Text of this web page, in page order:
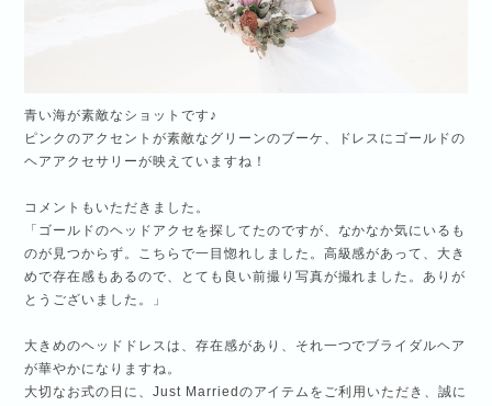
青い海が素敵なショットです♪
ピンクのアクセントが素敵なグリーンのブーケ、ドレスにゴールドの
ヘアアクセサリーが映えていますね！
コメントもいただきました。
「ゴールドのヘッドアクセを探してたのですが、なかなか気にいるも
のが見つからず。こちらで一目惚れしました。高級感があって、大き
めで存在感もあるので、とても良い前撮り写真が撮れました。ありが
とうございました。」
大きめのヘッドドレスは、存在感があり、それ一つでブライダルヘア
が華やかになりますね。
大切なお式の日に、Just Marriedのアイテムをご利用いただき、誠に